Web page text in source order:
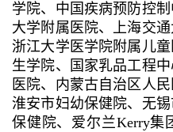
学院、中国疾病预防控
大学附属医院、上海交
浙江大学医学院附属儿
生学院、国家乳品工程
医院、内蒙古自治区人
淮安市妇幼保健院、无
保健院、爱尔兰Kerry集